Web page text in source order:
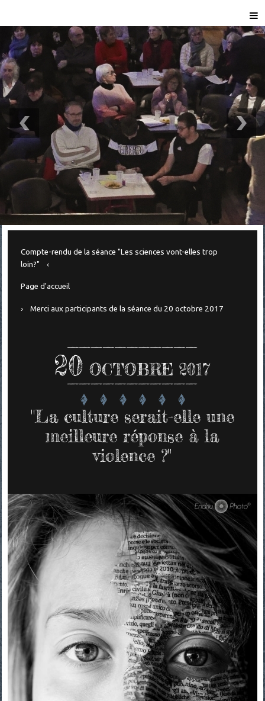
Compte-rendu de la séance "Les sciences vont-elles trop
loin?"
Page d'accueil
Merci aux participants de la séance du 20 octobre 2017
20 OCTOBRE 2017
"La culture serait-elle une
meilleure réponse à la
violence ?"